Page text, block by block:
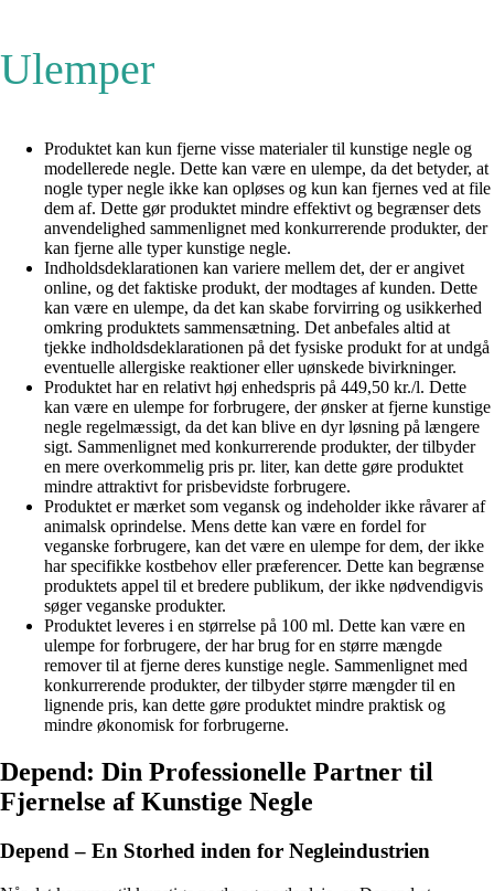
Ulemper
Produktet kan kun fjerne visse materialer til kunstige negle og
modellerede negle. Dette kan være en ulempe, da det betyder, at
nogle typer negle ikke kan opløses og kun kan fjernes ved at file
dem af. Dette gør produktet mindre effektivt og begrænser dets
anvendelighed sammenlignet med konkurrerende produkter, der
kan fjerne alle typer kunstige negle.
Indholdsdeklarationen kan variere mellem det, der er angivet
online, og det faktiske produkt, der modtages af kunden. Dette
kan være en ulempe, da det kan skabe forvirring og usikkerhed
omkring produktets sammensætning. Det anbefales altid at
tjekke indholdsdeklarationen på det fysiske produkt for at undgå
eventuelle allergiske reaktioner eller uønskede bivirkninger.
Produktet har en relativt høj enhedspris på 449,50 kr./l. Dette
kan være en ulempe for forbrugere, der ønsker at fjerne kunstige
negle regelmæssigt, da det kan blive en dyr løsning på længere
sigt. Sammenlignet med konkurrerende produkter, der tilbyder
en mere overkommelig pris pr. liter, kan dette gøre produktet
mindre attraktivt for prisbevidste forbrugere.
Produktet er mærket som vegansk og indeholder ikke råvarer af
animalsk oprindelse. Mens dette kan være en fordel for
veganske forbrugere, kan det være en ulempe for dem, der ikke
har specifikke kostbehov eller præferencer. Dette kan begrænse
produktets appel til et bredere publikum, der ikke nødvendigvis
søger veganske produkter.
Produktet leveres i en størrelse på 100 ml. Dette kan være en
ulempe for forbrugere, der har brug for en større mængde
remover til at fjerne deres kunstige negle. Sammenlignet med
konkurrerende produkter, der tilbyder større mængder til en
lignende pris, kan dette gøre produktet mindre praktisk og
mindre økonomisk for forbrugerne.
Depend: Din Professionelle Partner til
Fjernelse af Kunstige Negle
Depend – En Storhed inden for Negleindustrien